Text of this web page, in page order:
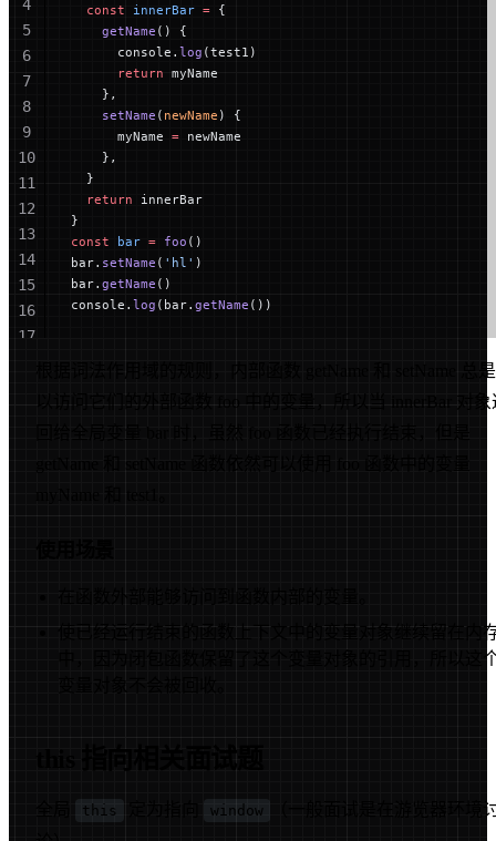
  const
innerBar = {
    getName
() {
      console.
log (test1)
      return
myName
    },
    setName
( newName ) {
      myName
= newName
    },
  }
  return
innerBar
}
const bar = foo ()
bar. setName ( 'hl' )
bar. getName ()
console. log (bar. getName ())
4
5
6
7
8
9
10
11
12
13
14
15
16
17
根据词法作用域的规则，内部函数 getName 和 setName 总
以访问它们的外部函数 foo 中的变量，所以当 innerBar 对象
回给全局变量 bar 时，虽然 foo 函数已经执行结束，但是
getName 和 setName 函数依然可以使用 foo 函数中的变量
在函数外部能够访问到函数内部的变量。
使已经运行结束的函数上下文中的变量对象继续留在内
中，因为闭包函数保留了这个变量对象的引用，所以这
this 指向相关面试题
this window
（一般面试是在游览器环境